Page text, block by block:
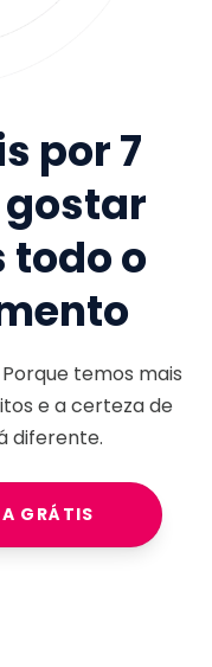
por 7
gostar
todo o
temos mais
e a certeza de
diferente.
GRÁTIS